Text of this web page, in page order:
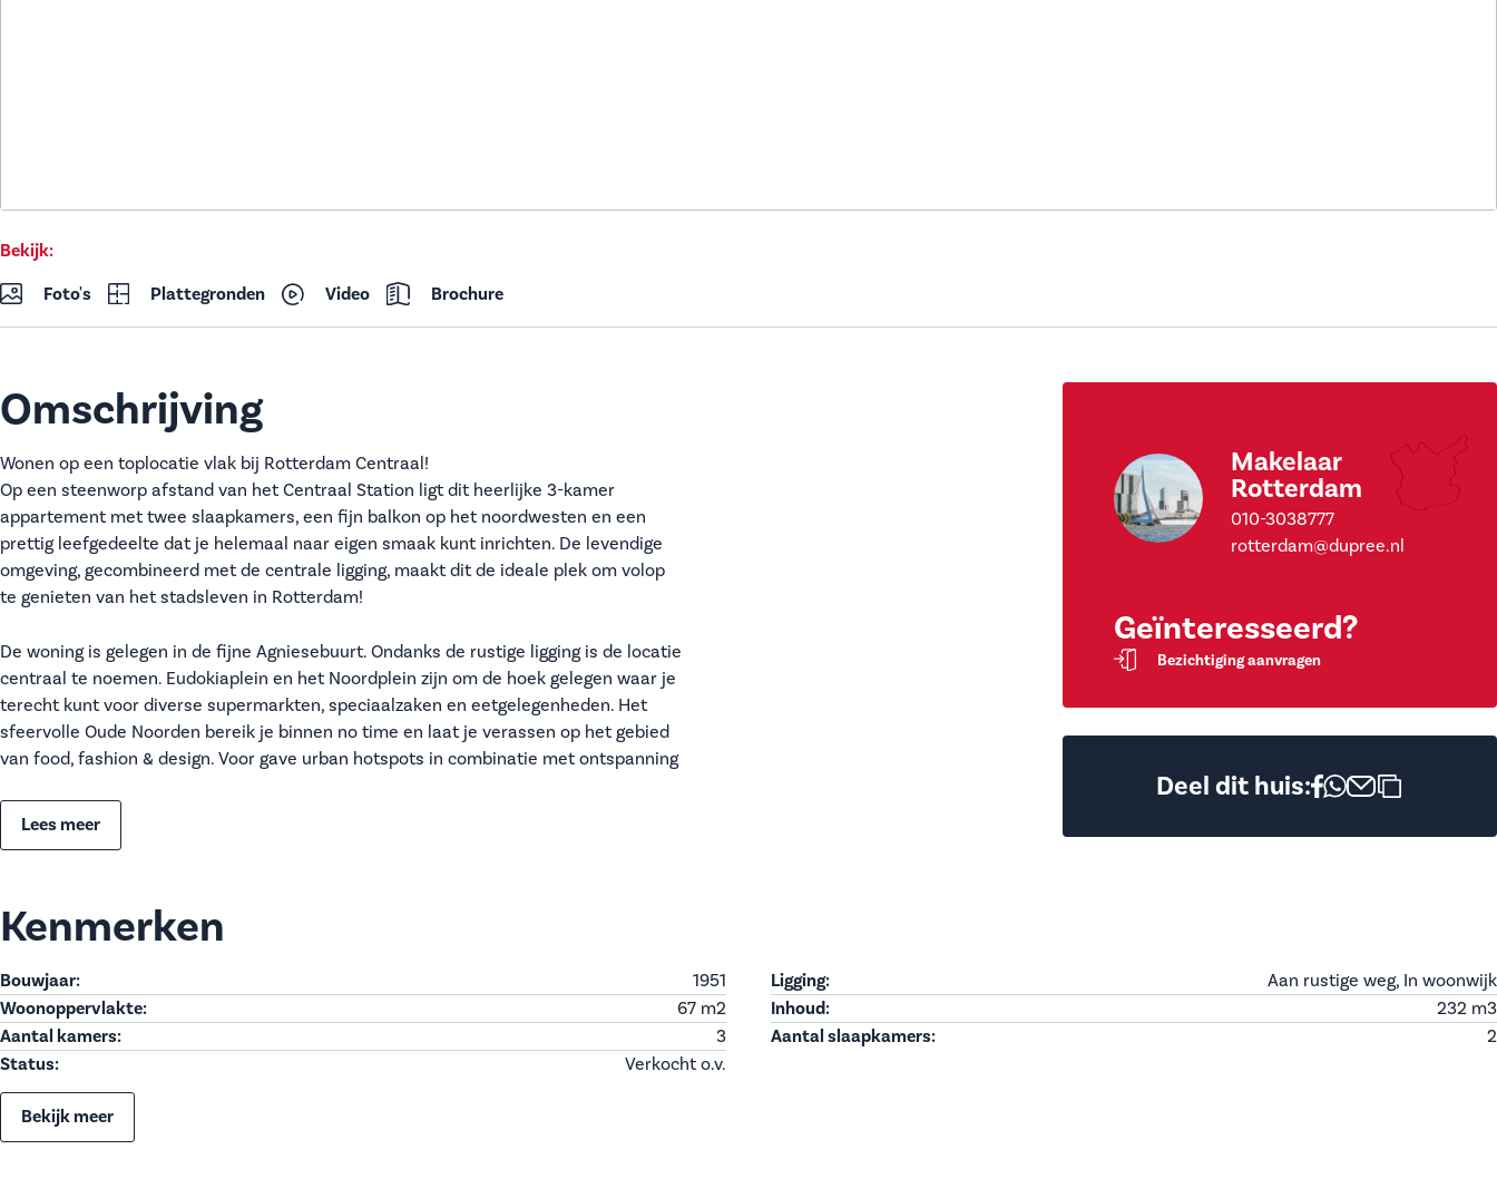
Bekijk:
Foto's
Plattegronden Video Brochure
Omschrijving
Wonen op een toplocatie vlak bij Rotterdam Centraal!
Op een steenworp afstand van het Centraal Station ligt dit heerlijke 3-kamer
appartement met twee slaapkamers, een fijn balkon op het noordwesten en een
prettig leefgedeelte dat je helemaal naar eigen smaak kunt inrichten. De levendige
omgeving, gecombineerd met de centrale ligging, maakt dit de ideale plek om volop
te genieten van het stadsleven in Rotterdam!
De woning is gelegen in de fijne Agniesebuurt. Ondanks de rustige ligging is de locatie
centraal te noemen. Eudokiaplein en het Noordplein zijn om de hoek gelegen waar je
terecht kunt voor diverse supermarkten, speciaalzaken en eetgelegenheden. Het
sfeervolle Oude Noorden bereik je binnen no time en laat je verassen op het gebied
van food, fashion & design. Voor gave urban hotspots in combinatie met ontspanning
Lees meer
Makelaar
Rotterdam
010-3038777
rotterdam@dupree.nl
Geïnteresseerd?
Bezichtiging aanvragen
Deel dit huis:
Kenmerken
Bouwjaar: 1951 Ligging: Aan rustige weg, In woonwijk
Woonoppervlakte: 67 m2 Inhoud: 232 m3
Aantal kamers: 3 Aantal slaapkamers: 2
Status: Verkocht o.v.
Bekijk meer